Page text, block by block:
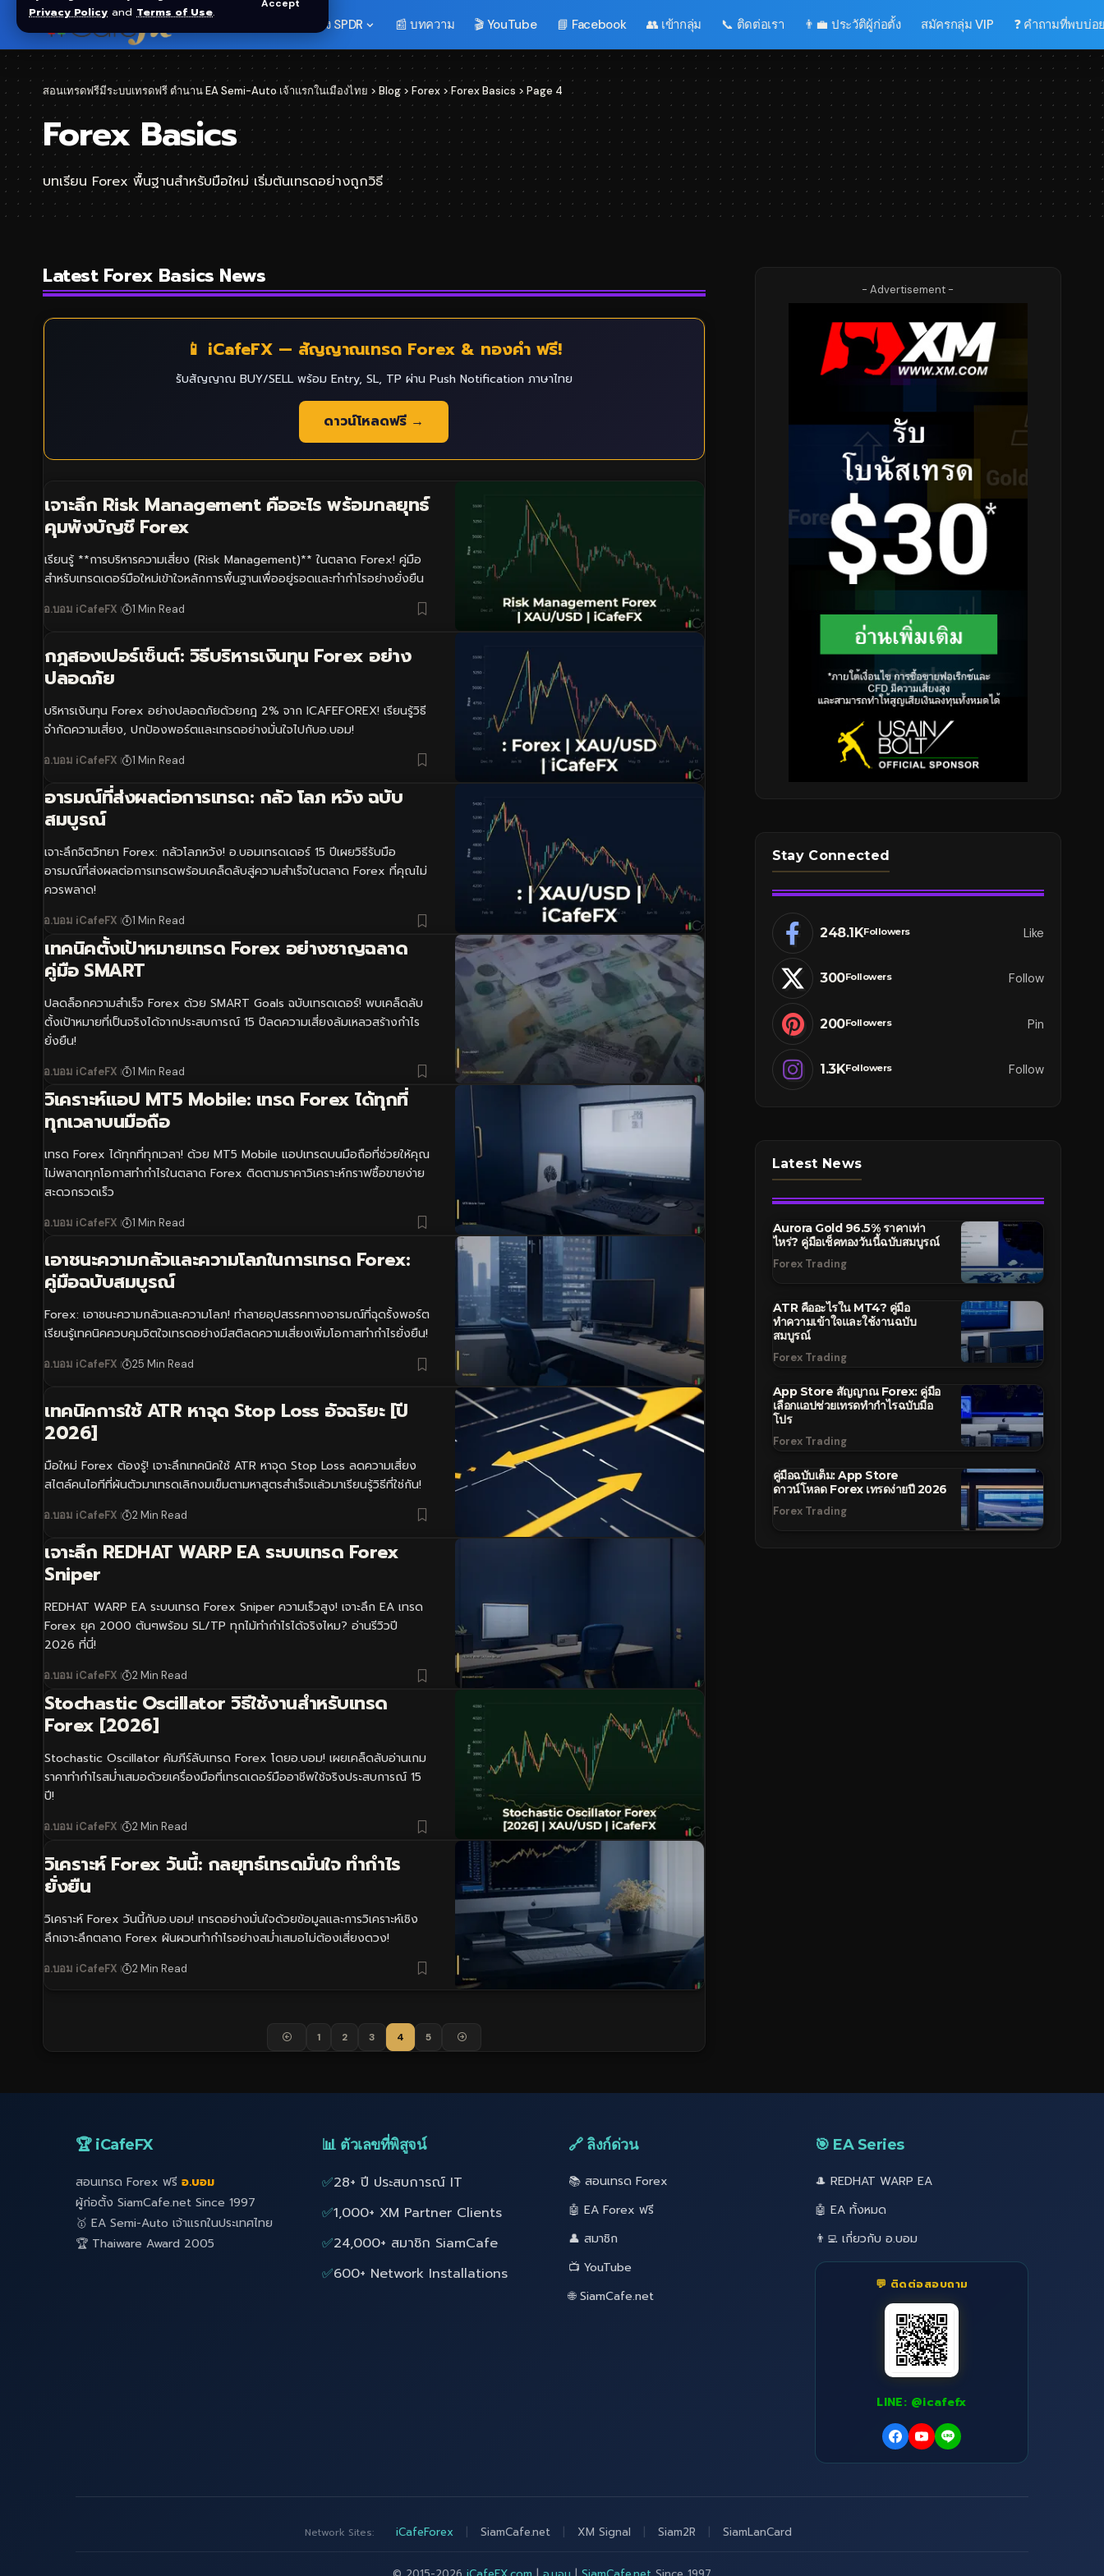
Privacy Policy and Terms of Use.
Accept
ราคาทอง SPDR 📰 บทความ 🎬 YouTube 📘 Facebook 👥 เข้ากลุ่ม 📞 ติดต่อเรา 👨‍💼 ประวัติผู้ก่อตั้ง สมัครกลุ่ม VIP ❓ คำถามที่พบบ่อ
สอนเทรดฟรีมีระบบเทรดฟรี ตำนาน EA Semi-Auto เจ้าแรกในเมืองไทย >Blog > Forex >Forex Basics >Page 4
Forex Basics
บทเรียน Forex พื้นฐานสำหรับมือใหม่ เริ่มต้นเทรดอย่างถูกวิธี
Latest Forex Basics News
📱 iCafeFX — สัญญาณเทรด Forex & ทองคำ ฟรี!
รับสัญญาณ BUY/SELL พร้อม Entry, SL, TP ผ่าน Push Notification ภาษาไทย
ดาวน์โหลดฟรี →
เจาะลึก Risk Management คืออะไร พร้อมกลยุทธ์
คุมพังบัญชี Forex
เรียนรู้ **การบริหารความเสี่ยง (Risk Management)** ในตลาด Forex! คู่มือ
สำหรับเทรดเดอร์มือใหม่เข้าใจหลักการพื้นฐานเพื่ออยู่รอดและทำกำไรอย่างยั่งยืน
อ.บอม iCafeFX 1 Min Read
กฎสองเปอร์เซ็นต์: วิธีบริหารเงินทุน Forex อย่าง
ปลอดภัย
บริหารเงินทุน Forex อย่างปลอดภัยด้วยกฎ 2% จาก ICAFEFOREX! เรียนรู้วิธี
จำกัดความเสี่ยง, ปกป้องพอร์ตและเทรดอย่างมั่นใจไปกับอ.บอม!
อ.บอม iCafeFX 1 Min Read
อารมณ์ที่ส่งผลต่อการเทรด: กลัว โลภ หวัง ฉบับ
สมบูรณ์
เจาะลึกจิตวิทยา Forex: กลัวโลภหวัง! อ.บอมเทรดเดอร์ 15 ปีเผยวิธีรับมือ
อารมณ์ที่ส่งผลต่อการเทรดพร้อมเคล็ดลับสู่ความสำเร็จในตลาด Forex ที่คุณไม่
ควรพลาด!
อ.บอม iCafeFX 1 Min Read
เทคนิคตั้งเป้าหมายเทรด Forex อย่างชาญฉลาด
คู่มือ SMART
ปลดล็อกความสำเร็จ Forex ด้วย SMART Goals ฉบับเทรดเดอร์! พบเคล็ดลับ
ตั้งเป้าหมายที่เป็นจริงได้จากประสบการณ์ 15 ปีลดความเสี่ยงล้มเหลวสร้างกำไร
ยั่งยืน!
อ.บอม iCafeFX 1 Min Read
วิเคราะห์แอป MT5 Mobile: เทรด Forex ได้ทุกที่
ทุกเวลาบนมือถือ
เทรด Forex ได้ทุกที่ทุกเวลา! ด้วย MT5 Mobile แอปเทรดบนมือถือที่ช่วยให้คุณ
ไม่พลาดทุกโอกาสทำกำไรในตลาด Forex ติดตามราคาวิเคราะห์กราฟซื้อขายง่าย
สะดวกรวดเร็ว
อ.บอม iCafeFX 1 Min Read
เอาชนะความกลัวและความโลภในการเทรด Forex:
คู่มือฉบับสมบูรณ์
Forex: เอาชนะความกลัวและความโลภ! ทำลายอุปสรรคทางอารมณ์ที่ฉุดรั้งพอร์ต
เรียนรู้เทคนิคควบคุมจิตใจเทรดอย่างมีสติลดความเสี่ยงเพิ่มโอกาสทำกำไรยั่งยืน!
อ.บอม iCafeFX 25 Min Read
เทคนิคการใช้ ATR หาจุด Stop Loss อัจฉริยะ [ปี
2026]
มือใหม่ Forex ต้องรู้! เจาะลึกเทคนิคใช้ ATR หาจุด Stop Loss ลดความเสี่ยง
สไตล์คนไอทีที่ผันตัวมาเทรดเลิกงมเข็มตามหาสูตรสำเร็จแล้วมาเรียนรู้วิธีที่ใช่กัน!
อ.บอม iCafeFX 2 Min Read
เจาะลึก REDHAT WARP EA ระบบเทรด Forex
Sniper
REDHAT WARP EA ระบบเทรด Forex Sniper ความเร็วสูง! เจาะลึก EA เทรด
Forex ยุค 2000 ต้นๆพร้อม SL/TP ทุกไม้ทำกำไรได้จริงไหม? อ่านรีวิวปี
2026 ที่นี่!
อ.บอม iCafeFX 2 Min Read
Stochastic Oscillator วิธีใช้งานสำหรับเทรด
Forex [2026]
Stochastic Oscillator คัมภีร์ลับเทรด Forex โดยอ.บอม! เผยเคล็ดลับอ่านเกม
ราคาทำกำไรสม่ำเสมอด้วยเครื่องมือที่เทรดเดอร์มืออาชีพใช้จริงประสบการณ์ 15
ปี!
อ.บอม iCafeFX 2 Min Read
วิเคราะห์ Forex วันนี้: กลยุทธ์เทรดมั่นใจ ทำกำไร
ยั่งยืน
วิเคราะห์ Forex วันนี้กับอ.บอม! เทรดอย่างมั่นใจด้วยข้อมูลและการวิเคราะห์เชิง
ลึกเจาะลึกตลาด Forex ผันผวนทำกำไรอย่างสม่ำเสมอไม่ต้องเสี่ยงดวง!
อ.บอม iCafeFX 2 Min Read
1 2 3 4 5
- Advertisement -
Stay Connected
248.1KFollowers Like
300Followers Follow
200Followers Pin
1.3KFollowers Follow
Latest News
Aurora Gold 96.5% ราคาเท่า
ไหร่? คู่มือเช็คทองวันนี้ฉบับสมบูรณ์
Forex Trading
ATR คืออะไรใน MT4? คู่มือ
ทำความเข้าใจและใช้งานฉบับ
สมบูรณ์
Forex Trading
App Store สัญญาณ Forex: คู่มือ
เลือกแอปช่วยเทรดทำกำไรฉบับมือ
โปร
Forex Trading
คู่มือฉบับเต็ม: App Store
ดาวน์โหลด Forex เทรดง่ายปี 2026
Forex Trading
🏆 iCafeFX
สอนเทรด Forex ฟรี อ.บอม
ผู้ก่อตั้ง SiamCafe.net Since 1997
🥇 EA Semi-Auto เจ้าแรกในประเทศไทย
🏆 Thaiware Award 2005
📊 ตัวเลขที่พิสูจน์
✅28+ ปี ประสบการณ์ IT
✅1,000+ XM Partner Clients
✅24,000+ สมาชิก SiamCafe
✅600+ Network Installations
🔗 ลิงก์ด่วน
📚 สอนเทรด Forex
🤖 EA Forex ฟรี
👤 สมาชิก
📺 YouTube
🌐 SiamCafe.net
🎯 EA Series
🎩 REDHAT WARP EA
🤖 EA ทั้งหมด
👨‍💻 เกี่ยวกับ อ.บอม
💬 ติดต่อสอบถาม
LINE: @icafefx
Network Sites: iCafeForex SiamCafe.net XM Signal Siam2R SiamLanCard